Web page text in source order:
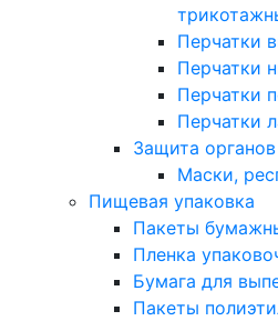
Перчатки
Перчатки
Перчатки
Перчатки
Защита
Маски,
Пищевая упаковка
Пакеты
Пленка
Бумага для
Пакеты